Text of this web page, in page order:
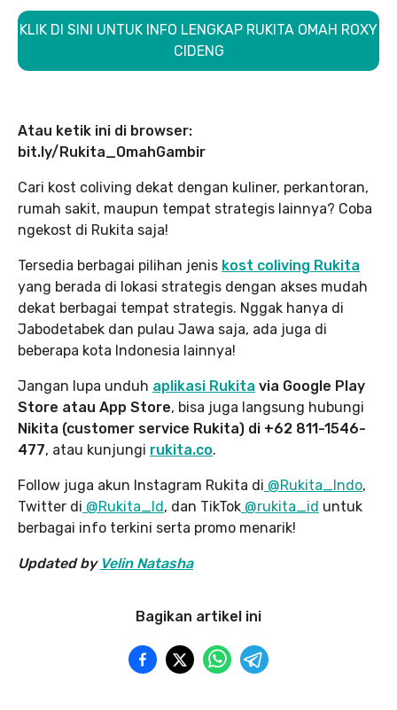
KLIK DI SINI UNTUK INFO LENGKAP RUKITA OMAH ROXY
CIDENG
Atau ketik ini di browser:
bit.ly/Rukita_OmahGambir
Cari kost coliving dekat dengan kuliner, perkantoran,
rumah sakit, maupun tempat strategis lainnya? Coba
ngekost di Rukita saja!
Tersedia berbagai pilihan jenis kost coliving Rukita
yang berada di lokasi strategis dengan akses mudah
dekat berbagai tempat strategis. Nggak hanya di
Jabodetabek dan pulau Jawa saja, ada juga di
beberapa kota Indonesia lainnya!
Jangan lupa unduh aplikasi Rukita via Google Play
Store atau App Store, bisa juga langsung hubungi
Nikita (customer service Rukita) di +62 811-1546-
477, atau kunjungi rukita.co.
Follow juga akun Instagram Rukita di @Rukita_Indo,
Twitter di @Rukita_Id, dan TikTok @rukita_id untuk
berbagai info terkini serta promo menarik!
Updated by Velin Natasha
Bagikan artikel ini